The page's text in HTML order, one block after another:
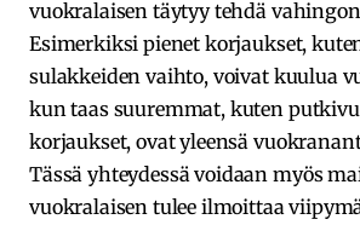
vuokralaisen täytyy tehdä
Esimerkiksi pienet korjaukset,
sulakkeiden vaihto, voivat kuulua
kun taas suuremmat, kuten
korjaukset, ovat yleensä
Tässä yhteydessä voidaan myös
vuokralaisen tulee ilmoittaa